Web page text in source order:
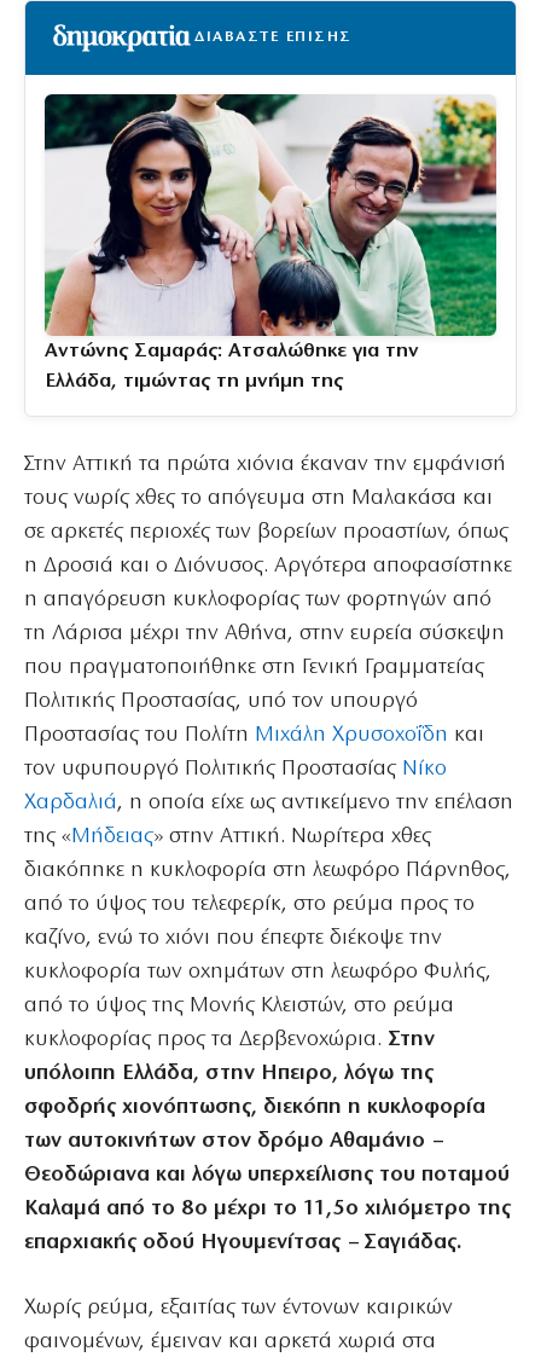
ΔΙΑΒΑΣΤΕ ΕΠΙΣΗΣ
Αντώνης Σαμαράς: Ατσαλώθηκε για την
Ελλάδα, τιμώντας τη μνήμη της
Στην Αττική τα πρώτα χιόνια έκαναν την εμφάνισή
τους νωρίς χθες το απόγευμα στη Μαλακάσα και
σε αρκετές περιοχές των βορείων προαστίων, όπως
η Δροσιά και ο Διόνυσος. Αργότερα αποφασίστηκε
η απαγόρευση κυκλοφορίας των φορτηγών από
τη Λάρισα μέχρι την Αθήνα, στην ευρεία σύσκεψη
που πραγματοποιήθηκε στη Γενική Γραμματείας
Πολιτικής Προστασίας, υπό τον υπουργό
Προστασίας του Πολίτη Μιχάλη Χρυσοχοΐδη και
τον υφυπουργό Πολιτικής Προστασίας Νίκο
Χαρδαλιά, η οποία είχε ως αντικείμενο την επέλαση
της «Μήδειας» στην Αττική. Νωρίτερα χθες
διακόπηκε η κυκλοφορία στη λεωφόρο Πάρνηθος,
από το ύψος του τελεφερίκ, στο ρεύμα προς το
καζίνο, ενώ το χιόνι που έπεφτε διέκοψε την
κυκλοφορία των οχημάτων στη λεωφόρο Φυλής,
από το ύψος της Μονής Κλειστών, στο ρεύμα
κυκλοφορίας προς τα Δερβενοχώρια. Στην
υπόλοιπη Ελλάδα, στην Ηπειρο, λόγω της
σφοδρής χιονόπτωσης, διεκόπη η κυκλοφορία
των αυτοκινήτων στον δρόμο Αθαμάνιο –
Θεοδώριανα και λόγω υπερχείλισης του ποταμού
Καλαμά από το 8ο μέχρι το 11,5ο χιλιόμετρο της
επαρχιακής οδού Ηγουμενίτσας – Σαγιάδας.
Χωρίς ρεύμα, εξαιτίας των έντονων καιρικών
φαινομένων, έμειναν και αρκετά χωριά στα